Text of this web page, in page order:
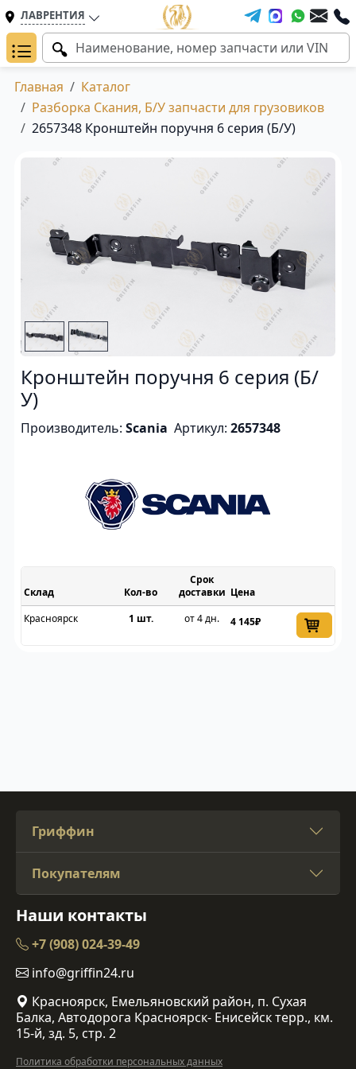
ЛАВРЕНТИЯ
Главная
Каталог
Разборка Скания, Б/У запчасти для грузовиков
2657348 Кронштейн поручня 6 серия (Б/У)
Кронштейн поручня 6 серия (Б/
У)
Производитель: Scania Артикул: 2657348
Склад
Срок
доставки Цена
Красноярск
1 шт. от 4 дн. 4 145₽
Гриффин
Покупателям
Наши контакты
+7 (908) 024-39-49
info@griffin24.ru
Красноярск, Емельяновский район, п. Сухая
Балка, Автодорога Красноярск- Енисейск терр., км.
15-й, зд. 5, стр. 2
Политика обработки персональных данных